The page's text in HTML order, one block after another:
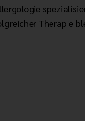
Therapie